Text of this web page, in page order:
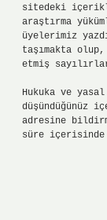
sitedeki
araştırma
üyelerimiz
taşımakta
etmiş
Hukuka ve
düşündüğünüz
adresine
süre içerisinde